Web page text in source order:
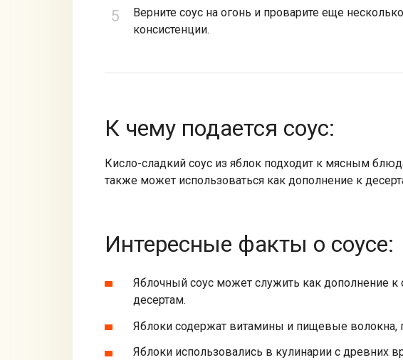
Верните соус на огонь и проварите еще
консистенции.
К чему подается соус:
Кисло-сладкий соус из яблок подходит к мясным
также может использоваться как дополнение к
Интересные факты о соусе:
Яблочный соус может служить как дополнение
десертам.
Яблоки содержат витамины и пищевые волокна,
Яблоки использовались в кулинарии с древних